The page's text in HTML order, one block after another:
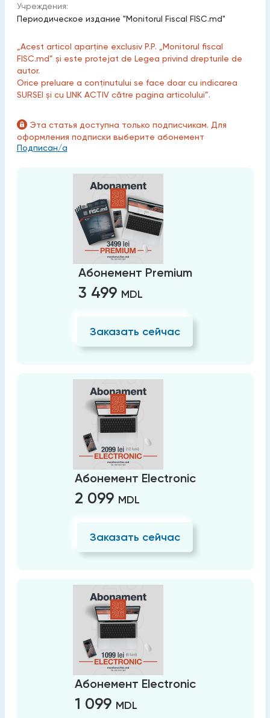
Учреждения:
Периодическое издание "Monitorul Fiscal FISC.md"
„Acest articol aparține exclusiv P.P. „Monitorul fiscal
FISC.md” și este protejat de Legea privind drepturile de
autor.
Orice preluare a conținutului se face doar cu indicarea
SURSEI și cu LINK ACTIV către pagina articolului”.
Эта статья доступна только подписчикам. Для
оформления подписки выберите абонемент
Подписан/а
Абонемент Premium
3 499 MDL
Заказать сейчас
Абонемент Electronic
2 099 MDL
Заказать сейчас
Абонемент Electronic
1 099 MDL